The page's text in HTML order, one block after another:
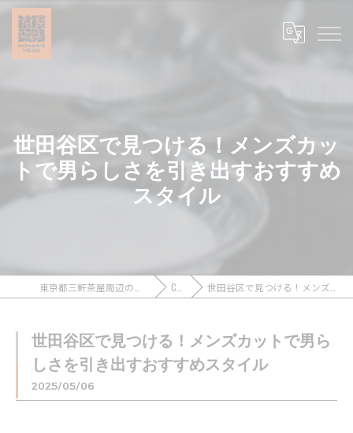
世田谷区で見つける！メンズカッ
トで男らしさを引き出すおすすめ
スタイル
COLUMN 世田谷区で見つける！メンズカットで男らしさを引き出すおすすめスタイル
世田谷区で見つける！メンズカットで男ら
しさを引き出すおすすめスタイル
2025/05/06